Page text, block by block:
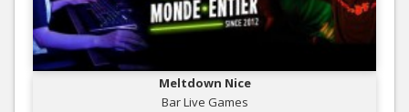
Meltdown Nice
Bar Live Games